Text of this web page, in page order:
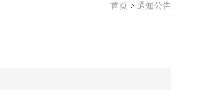
首页 通知公告